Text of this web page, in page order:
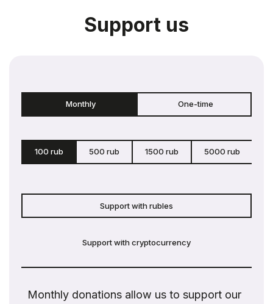
Support us
Monthly One-time
100 rub 500 rub 1500 rub 5000 rub
Support with rubles
Support with cryptocurrency
Monthly donations allow us to support our